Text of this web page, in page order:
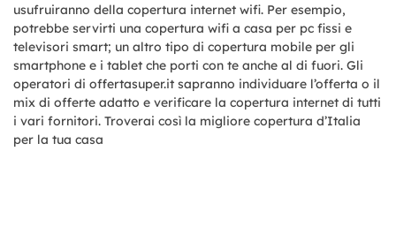
usufruiranno della copertura internet wifi. Per esempio,
potrebbe servirti una copertura wifi a casa per pc fissi e
televisori smart; un altro tipo di copertura mobile per gli
smartphone e i tablet che porti con te anche al di fuori. Gli
operatori di offertasuper.it sapranno individuare l’offerta o il
mix di offerte adatto e verificare la copertura internet di tutti
i vari fornitori. Troverai così la migliore copertura d’Italia
per la tua casa